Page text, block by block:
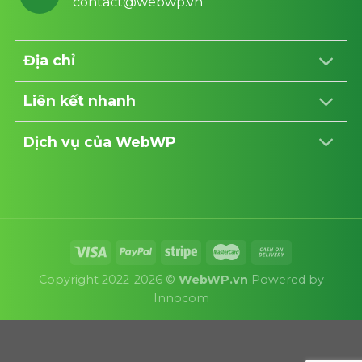
Địa chỉ
Liên kết nhanh
Dịch vụ của WebWP
Copyright 2022-2026 © WebWP.vn Powered by
Innocom